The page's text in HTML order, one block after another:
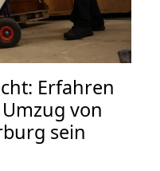
Erfahren
von
sein